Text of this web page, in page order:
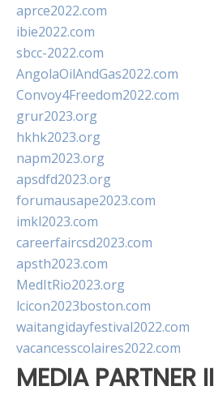
aprce2022.com
ibie2022.com
sbcc-2022.com
AngolaOilAndGas2022.com
Convoy4Freedom2022.com
grur2023.org
hkhk2023.org
napm2023.org
apsdfd2023.org
forumausape2023.com
imkl2023.com
careerfaircsd2023.com
apsth2023.com
MedItRio2023.org
lcicon2023boston.com
waitangidayfestival2022.com
vacancesscolaires2022.com
MEDIA PARTNER II